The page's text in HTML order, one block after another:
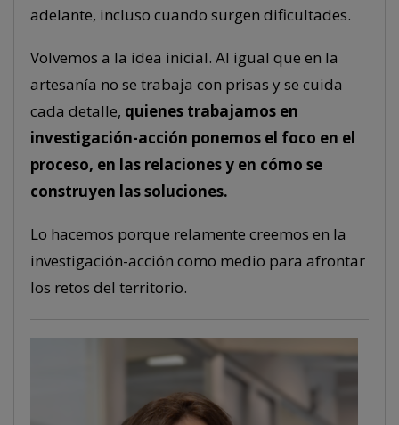
adelante, incluso cuando surgen dificultades.
Volvemos a la idea inicial. Al igual que en la
artesanía no se trabaja con prisas y se cuida
cada detalle, quienes trabajamos en
investigación-acción ponemos el foco en el
proceso, en las relaciones y en cómo se
construyen las soluciones.
Lo hacemos porque relamente creemos en la
investigación-acción como medio para afrontar
los retos del territorio.